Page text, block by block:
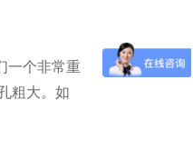
一个非常重
粗大。如